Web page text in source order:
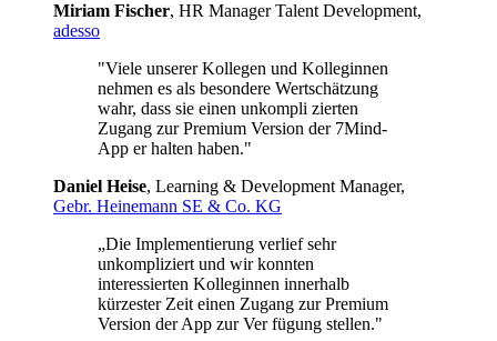
Miriam Fischer, HR Manager Talent Development,
adesso
"Viele unserer Kollegen und Kolleginnen
nehmen es als besondere Wertschätzung
wahr, dass sie einen unkompli zierten
Zugang zur Premium Version der 7Mind-
App er halten haben."
Daniel Heise, Learning & Development Manager,
Gebr. Heinemann SE & Co. KG
„Die Implementierung verlief sehr
unkompliziert und wir konnten
interessierten Kolleginnen innerhalb
kürzester Zeit einen Zugang zur Premium
Version der App zur Ver fügung stellen."